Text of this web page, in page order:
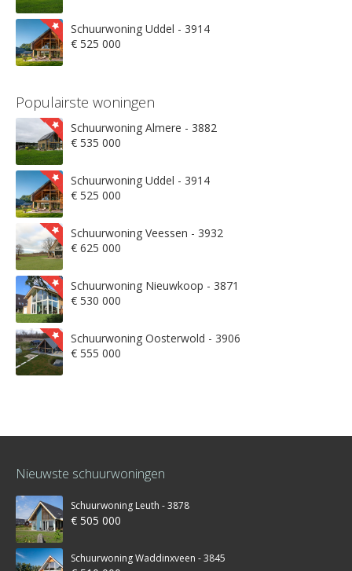
Schuurwoning Uddel - 3914
€ 525 000
Populairste woningen
Schuurwoning Almere - 3882
€ 535 000
Schuurwoning Uddel - 3914
€ 525 000
Schuurwoning Veessen - 3932
€ 625 000
Schuurwoning Nieuwkoop - 3871
€ 530 000
Schuurwoning Oosterwold - 3906
€ 555 000
Nieuwste schuurwoningen
Schuurwoning Leuth - 3878
€ 505 000
Schuurwoning Waddinxveen - 3845